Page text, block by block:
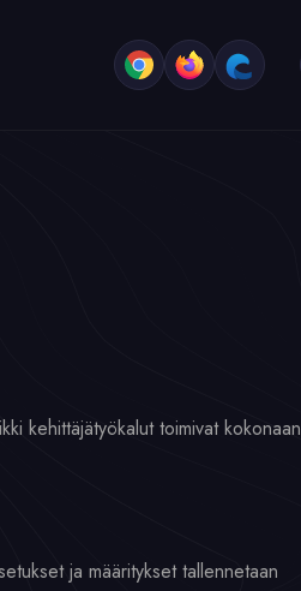
kehittäjätyökalut toimivat kokonaan
ja määritykset tallennetaan